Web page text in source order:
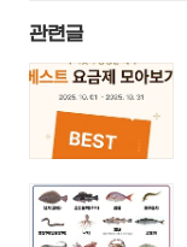
관련글